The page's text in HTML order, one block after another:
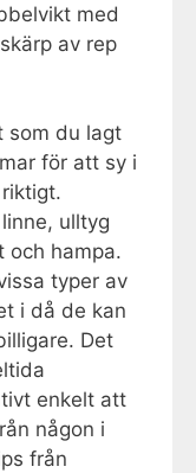
med
av rep
som du lagt
för att sy i
ulltyg
och hampa.
typer av
i då de kan
Det
enkelt att
någon i
från